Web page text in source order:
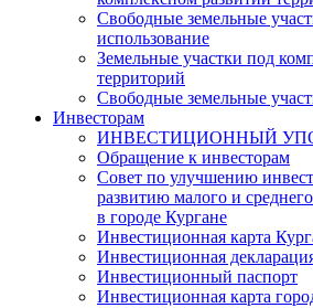
Свободные земельные
использование
Земельные участки под
территорий
Свободные земельные
Инвесторам
ИНВЕСТИЦИОННЫЙ
Обращение к инвесторам
Совет по улучшению
развитию малого и
в городе Кургане
Инвестиционная карта
Инвестиционная
Инвестиционный паспорт
Инвестиционная карта